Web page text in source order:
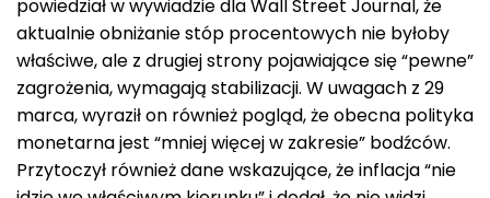
powiedział w wywiadzie dla Wall Street Journal, że
aktualnie obniżanie stóp procentowych nie byłoby
właściwe, ale z drugiej strony pojawiające się “pewne”
zagrożenia, wymagają stabilizacji. W uwagach z 29
marca, wyraził on również pogląd, że obecna polityka
monetarna jest “mniej więcej w zakresie” bodźców.
Przytoczył również dane wskazujące, że inflacja “nie